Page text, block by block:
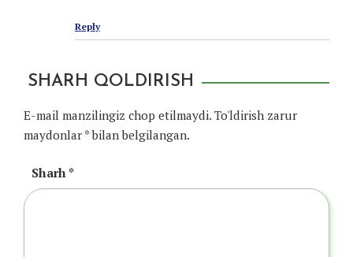
Reply
SHARH QOLDIRISH
E-mail manzilingiz chop etilmaydi. To'ldirish zarur
maydonlar *bilan belgilangan.
Sharh *